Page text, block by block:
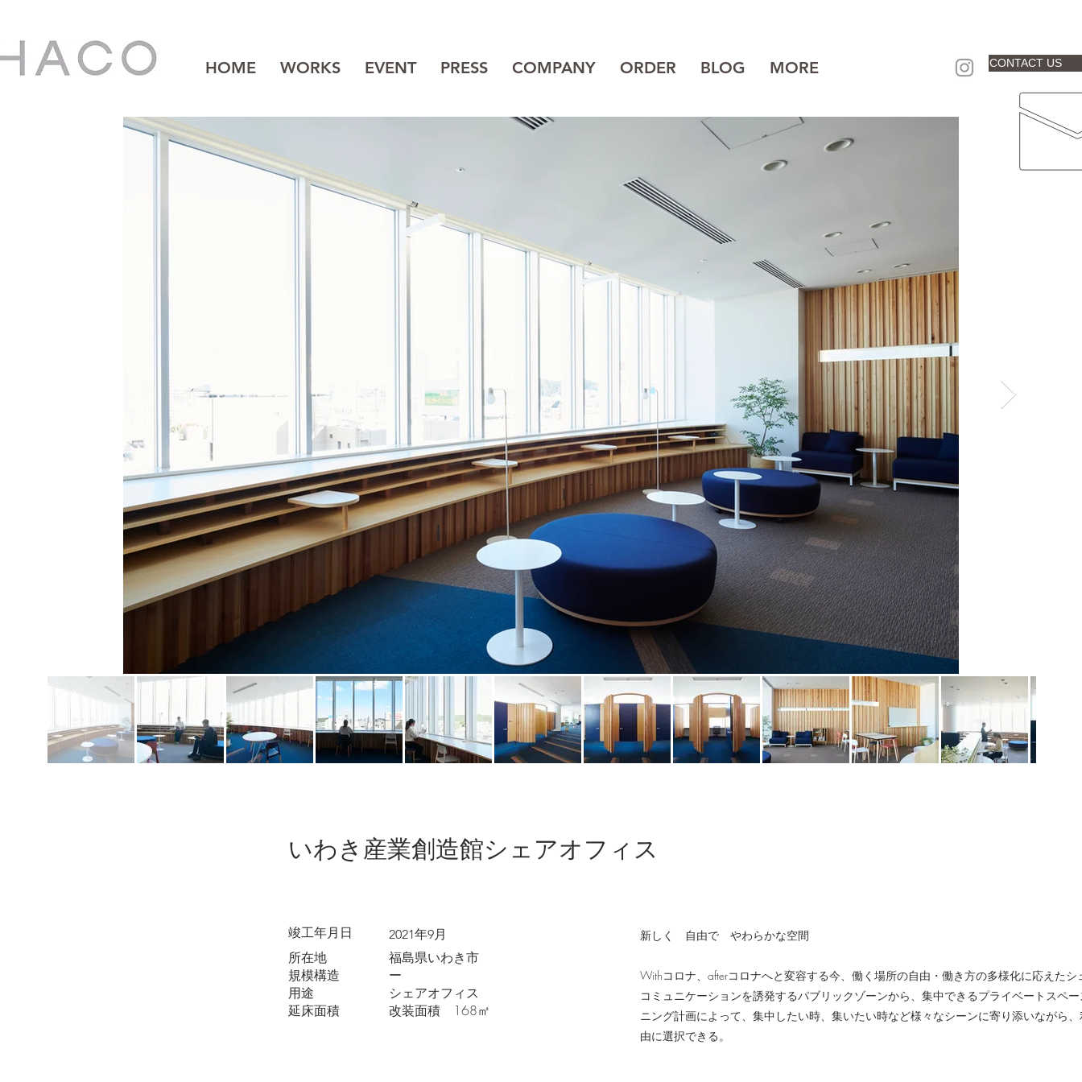
HOME WORKS EVENT PRESS COMPANY ORDER BLOG MORE CONTACT US
いわき産業創造館シェアオフィス
​竣工年月日
​所在地
規模構造
用途
延床面積
2021年9月
福島県いわき市
ー
シェアオフィス
改装面積 168㎡
新しく 自由で やわらかな空間
Withコロナ、afterコロナへと変容する今、働く場所の自由・働き方の多様化に応えた
コミュニケーションを誘発するパブリックゾーンから、集中できるプライベートスペ
ニング計画によって、集中したい時、集いたい時など様々なシーンに寄り添いながら
由に選択できる。